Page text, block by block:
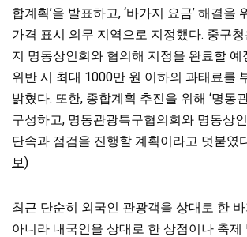
합계획’을 발표하고, ‘바가지 요금’ 해결을
가격 표시 의무 지역으로 지정했다. 중구
지 명동상인회와 협의해 지정을 완료할 예
위반 시 최대 1000만 원 이하의 과태료를
밝혔다. 또한, 종합계획 추진을 위해 ‘명동
구성하고, 명동관광특구협의회와 명동상
단속과 점검을 진행할 계획이라고 덧붙였
보)
최근 단순히 외국인 관광객을 상대로 한
아니라 내국인을 상대로 한 상점이나 축제